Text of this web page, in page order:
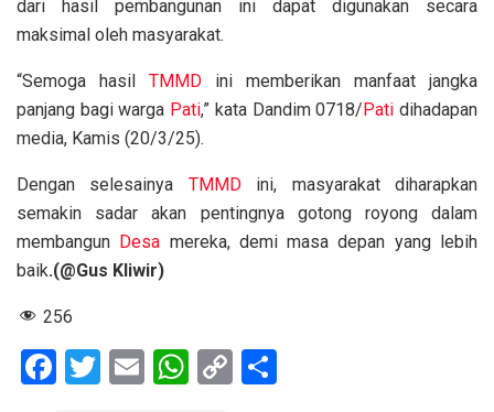
dari hasil pembangunan ini dapat digunakan secara
maksimal oleh masyarakat.
“Semoga hasil TMMD ini memberikan manfaat jangka
panjang bagi warga Pati,” kata Dandim 0718/Pati dihadapan
media, Kamis (20/3/25).
Dengan selesainya TMMDini, masyarakat diharapkan
semakin sadar akan pentingnya gotong royong dalam
membangun Desa mereka, demi masa depan yang lebih
baik.(@Gus Kliwir)
256
F
T
E
W C